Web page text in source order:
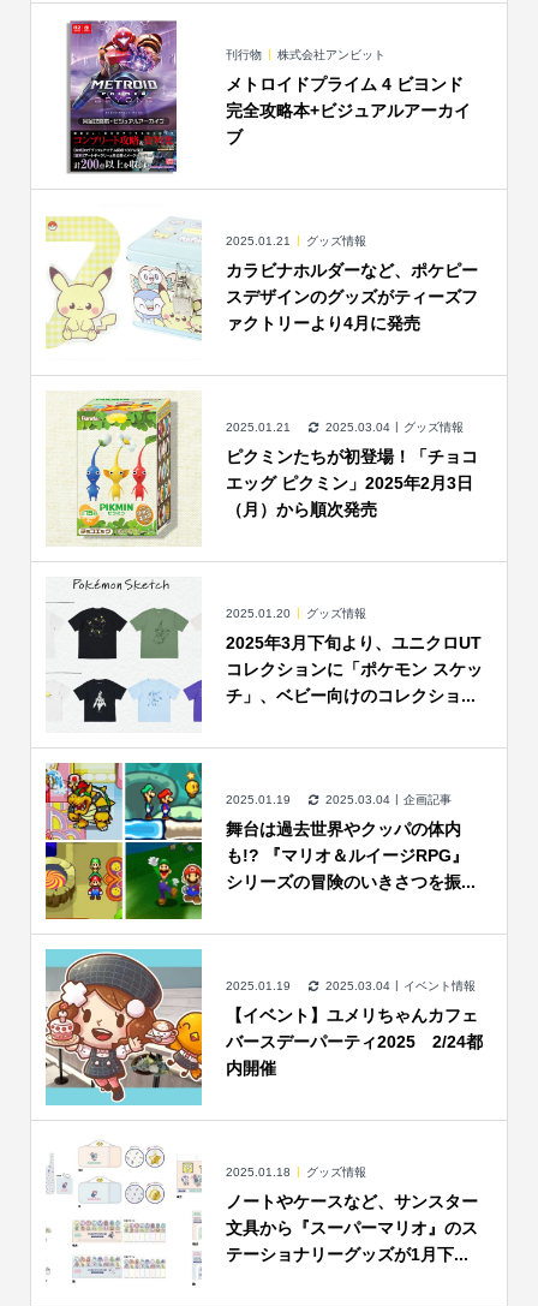
刊行物 株式会社アンビット
メトロイドプライム 4 ビヨンド
完全攻略本+ビジュアルアーカイ
ブ
2025.01.21 グッズ情報
カラビナホルダーなど、ポケピー
スデザインのグッズがティーズフ
ァクトリーより4月に発売
2025.01.21 2025.03.04 グッズ情報
ピクミンたちが初登場！「チョコ
エッグ ピクミン」2025年2月3日
（月）から順次発売
2025.01.20 グッズ情報
2025年3月下旬より、ユニクロUT
コレクションに「ポケモン スケッ
チ」、ベビー向けのコレクショ...
2025.01.19 2025.03.04 企画記事
舞台は過去世界やクッパの体内
も!? 『マリオ＆ルイージRPG』
シリーズの冒険のいきさつを振...
2025.01.19 2025.03.04 イベント情報
【イベント】ユメリちゃんカフェ
バースデーパーティ2025 2/24都
内開催
2025.01.18 グッズ情報
ノートやケースなど、サンスター
文具から『スーパーマリオ』のス
テーショナリーグッズが1月下...